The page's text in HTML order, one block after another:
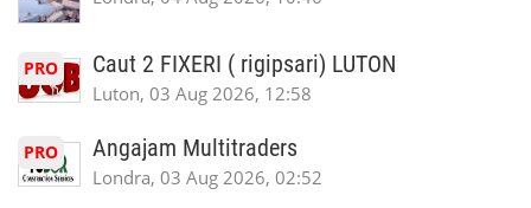
PRO Caut 2 FIXERI ( rigipsari) LUTON
Luton, 03 Aug 2026, 12:58
PRO Angajam Multitraders
Londra, 03 Aug 2026, 02:52